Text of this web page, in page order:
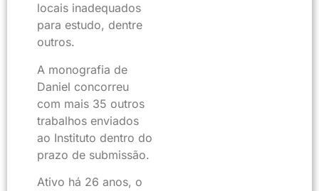
locais inadequados
para estudo, dentre
outros.
A monografia de
Daniel concorreu
com mais 35 outros
trabalhos enviados
ao Instituto dentro do
prazo de submissão.
Ativo há 26 anos, o